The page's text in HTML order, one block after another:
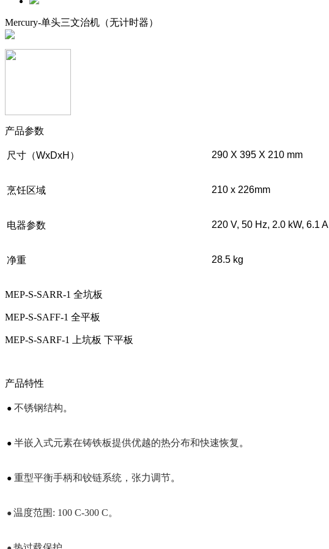
Mercury-单头三文治机（无计时器）
产品参数
尺寸（WxDxH） 290 X 395 X 210 mm
烹饪区域 210 x 226mm
电器参数 220 V, 50 Hz, 2.0 kW, 6.1 A
净重 28.5 kg
MEP-S-SARR-1 全坑板
MEP-S-SAFF-1 全平板
MEP-S-SARF-1 上坑板 下平板
产品特性
● 不锈钢结构。
● 半嵌入式元素在铸铁板提供优越的热分布和快速恢复 。
● 重型平衡手柄和铰链系统，张力调节。
● 温度范围: 100 C-300 C。